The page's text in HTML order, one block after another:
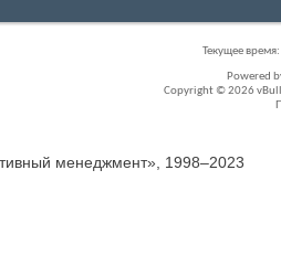
Текущее время:
Powered
Copyright © 2026
менеджмент», 1998–2023